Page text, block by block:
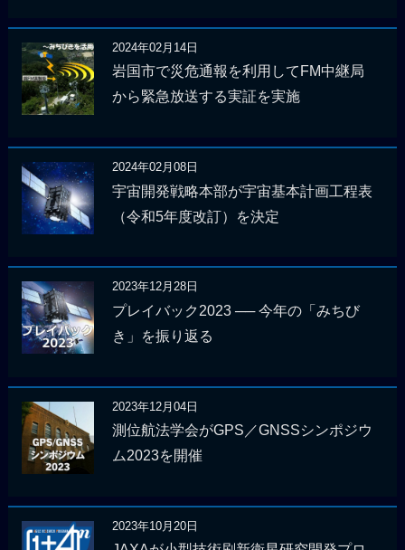
2024年02月14日
岩国市で災危通報を利用してFM中継局
から緊急放送する実証を実施
2024年02月08日
宇宙開発戦略本部が宇宙基本計画工程表
（令和5年度改訂）を決定
2023年12月28日
プレイバック2023 ── 今年の「みちび
き」を振り返る
2023年12月04日
測位航法学会がGPS／GNSSシンポジウ
ム2023を開催
2023年10月20日